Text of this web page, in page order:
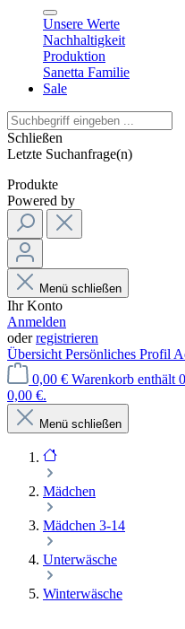
Unsere Werte
Nachhaltigkeit
Produktion
Sanetta Familie
Sale
Schließen
Letzte Suchanfrage(n)
Produkte
Powered by
Menü schließen
Ihr Konto
Anmelden
oderregistrieren
Übersicht Persönliches Profil
0,00 € Warenkorb enthält
0,00 €.
Menü schließen
Mädchen
Mädchen 3-14
Unterwäsche
Winterwäsche